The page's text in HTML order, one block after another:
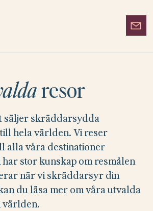
resor
säljer skräddarsydda
hela världen. Vi reser
alla våra destinationer
stor kunskap om resmålen
när vi skräddarsyr din
du läsa mer om våra utvalda
världen.